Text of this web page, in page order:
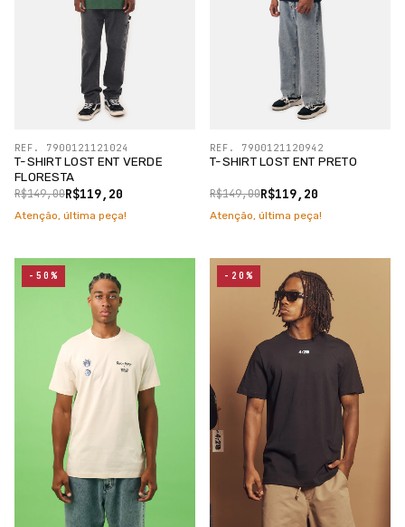
T-SHIRT LOST ENT VERDE
FLORESTA
R$119,20
R$149,00
REF. 7900121121024
Atenção, última peça!
T-SHIRT LOST ENT PRETO
R$119,20
R$149,00
REF. 7900121120942
Atenção, última peça!
-50% -20%